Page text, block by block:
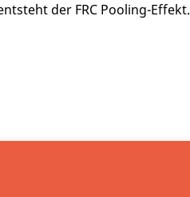
der FRC Pooling-Effekt.